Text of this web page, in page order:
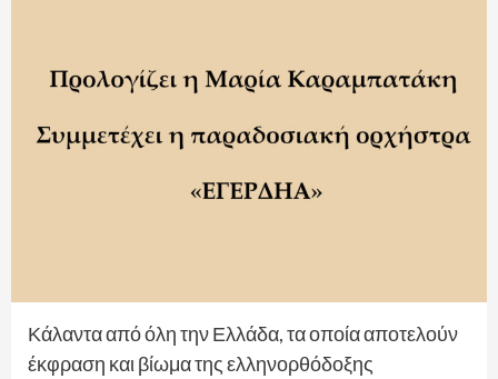
Κάλαντα από όλη την Ελλάδα, τα οποία αποτελούν
έκφραση και βίωμα της ελληνορθόδοξης